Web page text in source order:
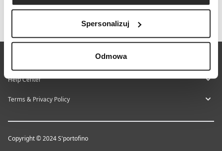
Spersonalizuj
Odmowa
Help Center
Terms & Privacy Policy
Copyright © 2024 S'portofino